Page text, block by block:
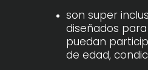
son super
diseñados
puedan
de edad,